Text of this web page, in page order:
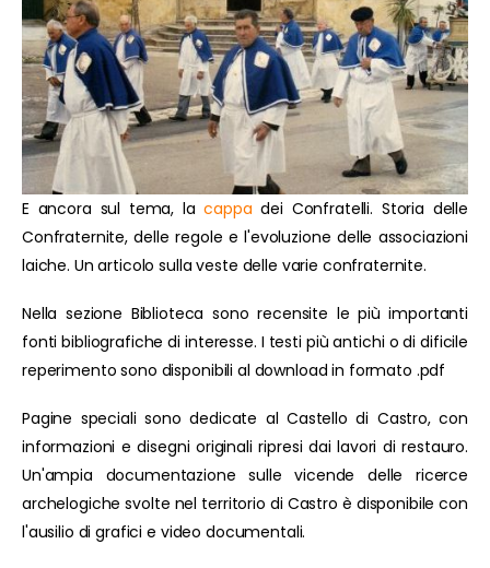
E ancora sul tema, lacappa dei Confratelli. Storia delle
Confraternite, delle regole e l'evoluzione delle associazioni
laiche. Un articolo sulla veste delle varie confraternite.
Nella sezione Biblioteca sono recensite le più importanti
fonti bibliografiche di interesse. I testi più antichi o di dificile
reperimento sono disponibili al download in formato .pdf
Pagine speciali sono dedicate al Castello di Castro, con
informazioni e disegni originali ripresi dai lavori di restauro.
Un'ampia documentazione sulle vicende delle ricerce
archelogiche svolte nel territorio di Castro è disponibile con
l'ausilio di grafici e video documentali.